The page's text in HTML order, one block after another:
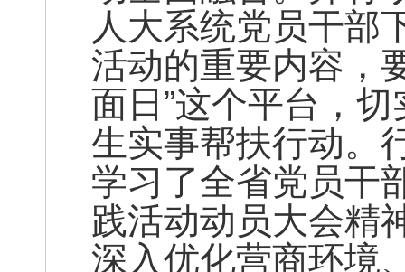
人大系统党员干部
活动的重要内容，
面日”这个平台，
生实事帮扶行动。
学习了全省党员干
践活动动员大会精
深入优化营商环境